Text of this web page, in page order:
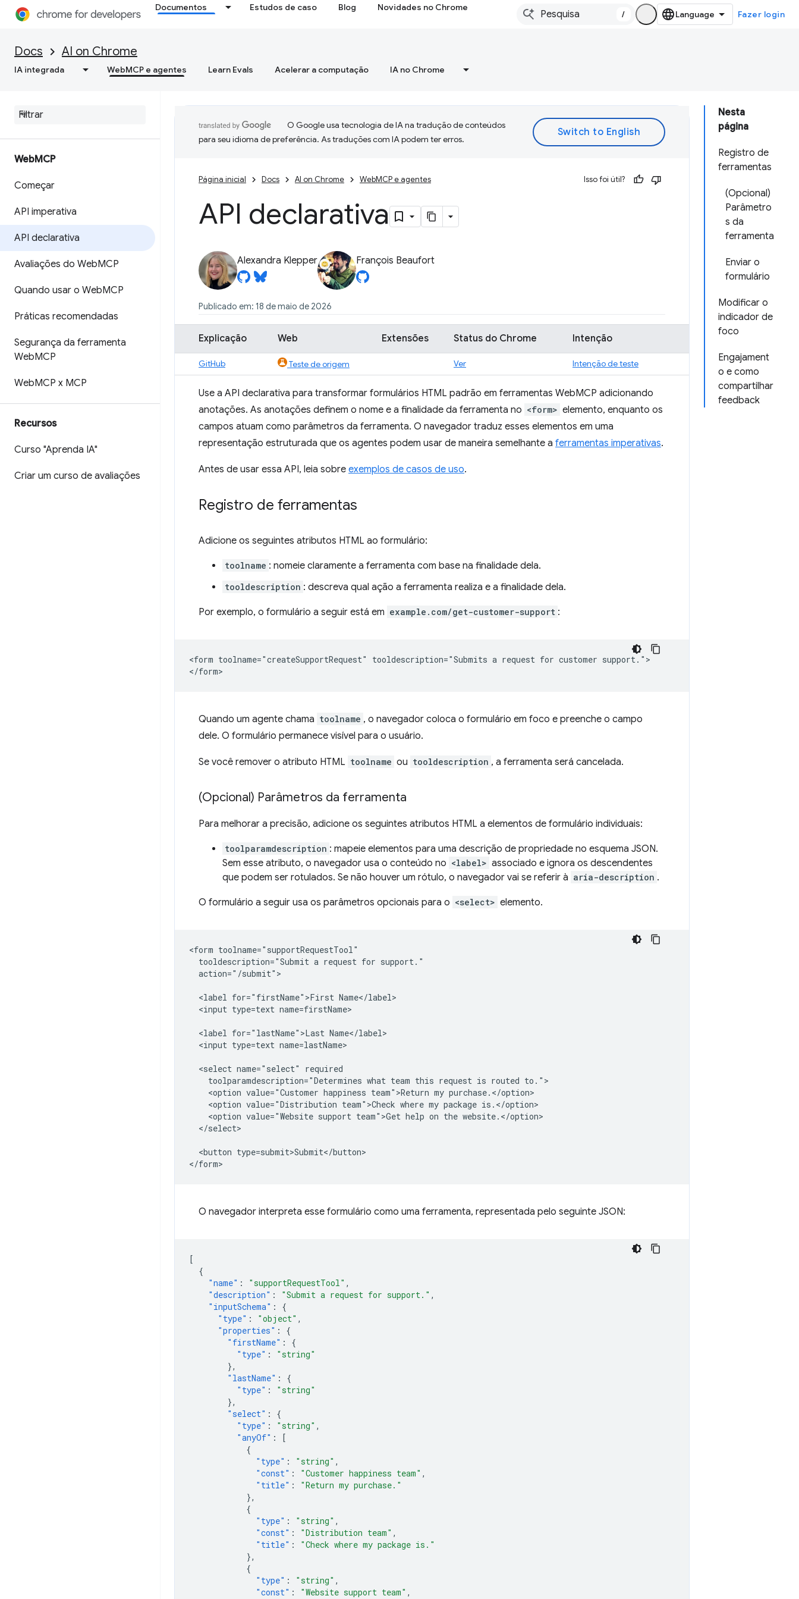
Documentos Estudos de caso Blog Novidades no Chrome
/ Fazer login
Docs AI on Chrome
IA integrada WebMCP e agentes Learn Evals Acelerar a computação IA no Chrome
WebMCP
Começar
API imperativa
API declarativa
Avaliações do WebMCP
Quando usar o WebMCP
Práticas recomendadas
Segurança da ferramenta
WebMCP
WebMCP x MCP
Recursos
Curso "Aprenda IA"
Criar um curso de avaliações
Nesta
página
Registro de
ferramentas
(Opcional)
Parâmetro
s da
ferramenta
Enviar o
formulário
Modificar o
indicador de
foco
Engajament
o e como
compartilhar
feedback
O Google usa tecnologia de IA na tradução de conteúdos
para seu idioma de preferência. As traduções com IA podem ter erros.
Página inicial Docs AI on Chrome WebMCP e agentes Isso foi útil?
API declarativa
Alexandra Klepper François Beaufort
Publicado em: 18 de maio de 2026
Explicação Web Extensões Status do Chrome Intenção
GitHub Teste de origem Ver Intenção de teste
Use a API declarativa para transformar formulários HTML padrão em ferramentas WebMCP adicionando
anotações. As anotações definem o nome e a finalidade da ferramenta no <form> elemento, enquanto os
campos atuam como parâmetros da ferramenta. O navegador traduz esses elementos em uma
representação estruturada que os agentes podem usar de maneira semelhante a ferramentas imperativas.
Antes de usar essa API, leia sobre exemplos de casos de uso.
Registro de ferramentas
Adicione os seguintes atributos HTML ao formulário:
toolname : nomeie claramente a ferramenta com base na finalidade dela.
tooldescription : descreva qual ação a ferramenta realiza e a finalidade dela.
Por exemplo, o formulário a seguir está em example.com/get-customer-support :
<form toolname="createSupportRequest" tooldescription="Submits a request for customer support.">
Quando um agente chama toolname , o navegador coloca o formulário em foco e preenche o campo
dele. O formulário permanece visível para o usuário.
Se você remover o atributo HTML toolname ou tooldescription , a ferramenta será cancelada.
(Opcional) Parâmetros da ferramenta
Para melhorar a precisão, adicione os seguintes atributos HTML a elementos de formulário individuais:
toolparamdescription : mapeie elementos para uma descrição de propriedade no esquema JSON.
Sem esse atributo, o navegador usa o conteúdo no <label> associado e ignora os descendentes
que podem ser rotulados. Se não houver um rótulo, o navegador vai se referir à aria-description .
O formulário a seguir usa os parâmetros opcionais para o <select> elemento.
<form toolname="supportRequestTool"
  tooldescription="Submit a request for support."
  action="/submit">
  <label for="firstName">First Name</label>
  <input type=text name=firstName>
  <label for="lastName">Last Name</label>
  <input type=text name=lastName>
  <select name="select" required
    toolparamdescription="Determines what team this request is routed to.">
    <option value="Customer happiness team">Return my purchase.</option>
    <option value="Distribution team">Check where my package is.</option>
    <option value="Website support team">Get help on the website.</option>
  </select>
  <button type=submit>Submit</button>
O navegador interpreta esse formulário como uma ferramenta, representada pelo seguinte JSON:
[
{
"name" : "supportRequestTool" ,
"description" : "Submit a request for support." ,
"inputSchema" :
{
"type" : "object" ,
"properties" :
{
"firstName" :
{
"type" :
"string"
},
"lastName" :
{
"type" :
"string"
},
"select" :
{
"type" : "string" ,
"anyOf" :
[
{
"type" : "string" ,
"const" : "Customer happiness team" ,
"title" :
"Return my purchase."
},
{
"type" : "string" ,
"const" : "Distribution team" ,
"title" :
"Check where my package is."
},
{
"type" : "string" ,
"const" : "Website support team" ,